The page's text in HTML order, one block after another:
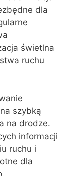
dla
świetlna
ruchu
szybką
na drodze.
informacji
ruchu i
dla